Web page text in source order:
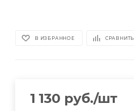
В ИЗБРАННОЕ СРАВНИТЬ
1 130 руб./шт